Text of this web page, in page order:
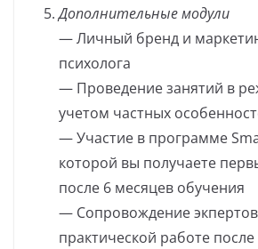
Дополнительные модули
— Личный бренд и
психолога
— Проведение занятий в
учетом частных
— Участие в программе
которой вы получаете
после 6 месяцев обучения
— Сопровождение
практической работе